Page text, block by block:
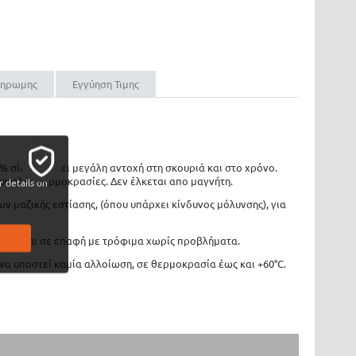
Εγγύηση Τιμης
σίδερο. Έχει μεγάλη αντοχή στη σκουριά και στο χρόνο.
θερμοκρασίες. Δεν έλκεται απο μαγνήτη.
εστίασης, (όπου υπάρχει κίνδυνος μόλυνσης), για
σε επαφή με τρόφιμα χωρίς προβλήματα.
υποστεί καμία αλλοίωση, σε θερμοκρασία έως και +60°C.
on